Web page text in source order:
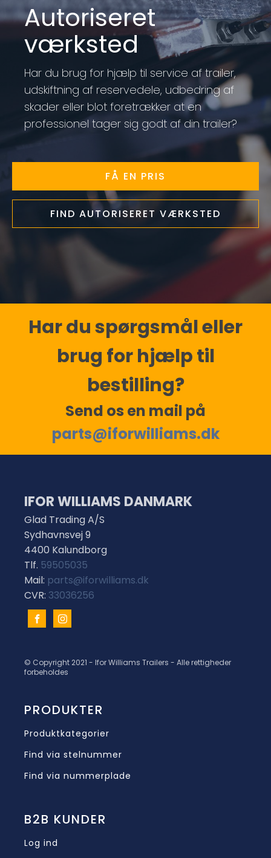
Autoriseret
værksted
Har du brug for hjælp til service af trailer,
udskiftning af reservedele, udbedring af
skader eller blot foretrækker at en
professionel tager sig godt af din trailer?
FÅ EN PRIS
FIND AUTORISERET VÆRKSTED
Har du spørgsmål eller
brug for hjælp til
bestilling?
Send os en mail på
parts@iforwilliams.dk
IFOR WILLIAMS DANMARK
Glad Trading A/S
Sydhavnsvej 9
4400 Kalundborg
Tlf. 59505035
Mail: parts@iforwilliams.dk
CVR: 33036256
© Copyright 2021 - Ifor Williams Trailers - Alle rettigheder
forbeholdes
PRODUKTER
Produktkategorier
Find via stelnummer
Find via nummerplade
B2B KUNDER
Log ind